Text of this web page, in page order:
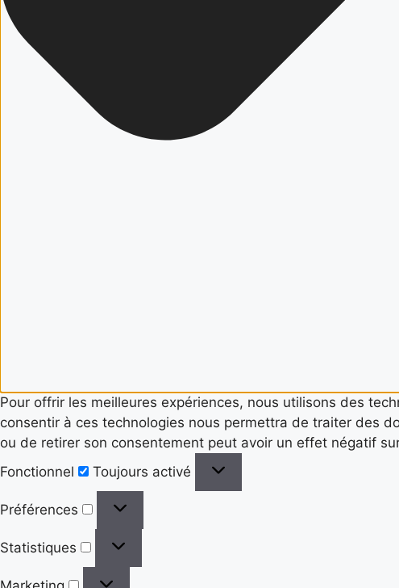
Pour offrir les meilleures expériences, nous utilisons des
consentir à ces technologies nous permettra de traiter des
ou de retirer son consentement peut avoir un effet négatif
Fonctionnel
Toujours activé
Préférences
Statistiques